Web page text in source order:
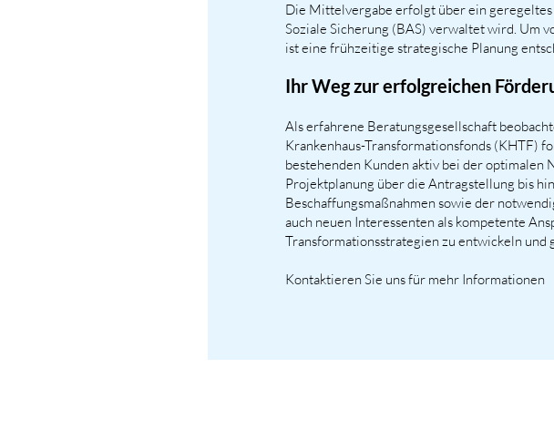
Die Mittelvergabe erfolgt über ein
Soziale Sicherung (BAS) verwaltet wird. Um
ist eine frühzeitige strategische Planung
Ihr Weg zur erfolgreichen
Als erfahrene Beratungsgesellschaft
Krankenhaus-Transformationsfonds (KHTF)
bestehenden Kunden aktiv bei der
Projektplanung über die Antragstellung bis
Beschaffungsmaßnahmen sowie der
auch neuen Interessenten als kompetente
Transformationsstrategien zu entwickeln und
Kontaktieren Sie uns für mehr Informationen